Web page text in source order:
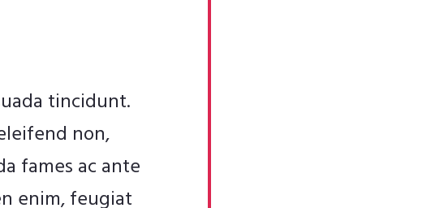
tincidunt.
non,
fames ac ante
enim, feugiat